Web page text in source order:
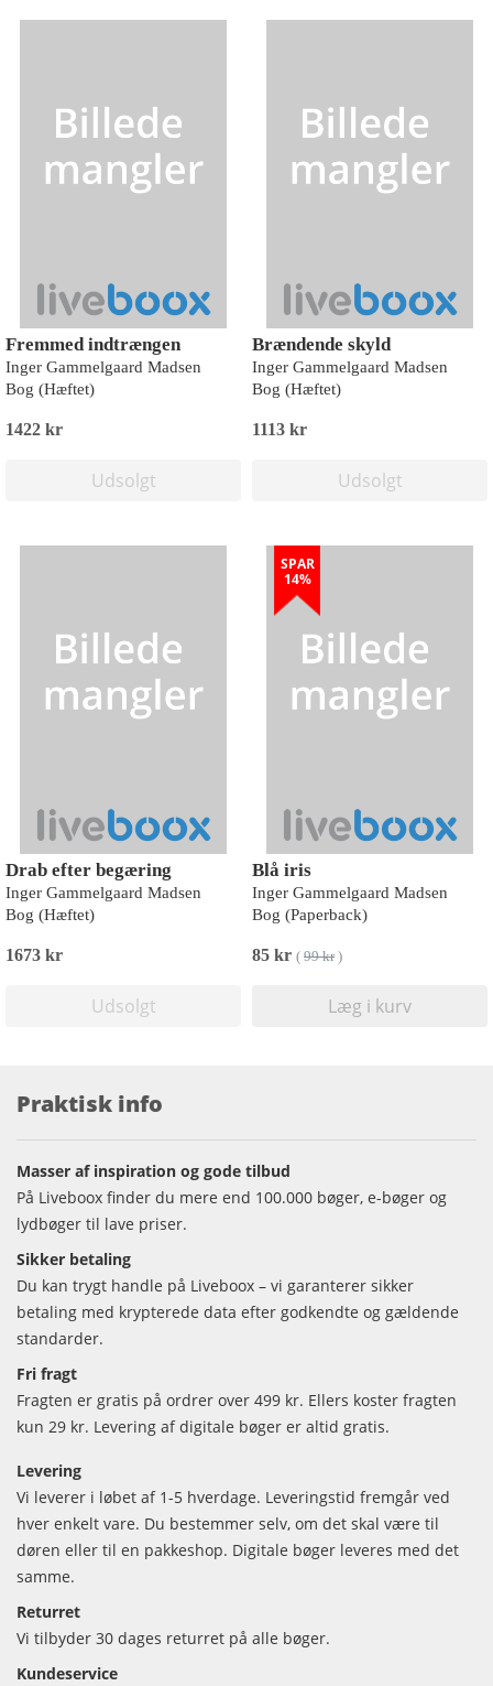
Fremmed indtrængen
Inger Gammelgaard Madsen
Bog (Hæftet)
1422 kr
Udsolgt
Brændende skyld
Inger Gammelgaard Madsen
Bog (Hæftet)
1113 kr
Udsolgt
Drab efter begæring
Inger Gammelgaard Madsen
Bog (Hæftet)
1673 kr
Udsolgt
SPAR
14%
Blå iris
Inger Gammelgaard Madsen
Bog (Paperback)
85 kr ( 99 kr)
Læg i kurv
Praktisk info
Masser af inspiration og gode tilbud
På Liveboox finder du mere end 100.000 bøger, e-bøger og
lydbøger til lave priser.
Sikker betaling
Du kan trygt handle på Liveboox – vi garanterer sikker
betaling med krypterede data efter godkendte og gældende
standarder.
Fri fragt
Fragten er gratis på ordrer over 499 kr. Ellers koster fragten
kun 29 kr. Levering af digitale bøger er altid gratis.
Levering
Vi leverer i løbet af 1-5 hverdage. Leveringstid fremgår ved
hver enkelt vare. Du bestemmer selv, om det skal være til
døren eller til en pakkeshop. Digitale bøger leveres med det
samme.
Returret
Vi tilbyder 30 dages returret på alle bøger.
Kundeservice